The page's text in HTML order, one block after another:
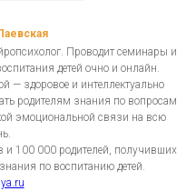
Проводит семинары и
детей очно и онлайн.
— здоровое и интеллектуально
родителям знания по вопросам
эмоциональной связи на всю
и 100 000 родителей, получивших
по воспитанию детей.